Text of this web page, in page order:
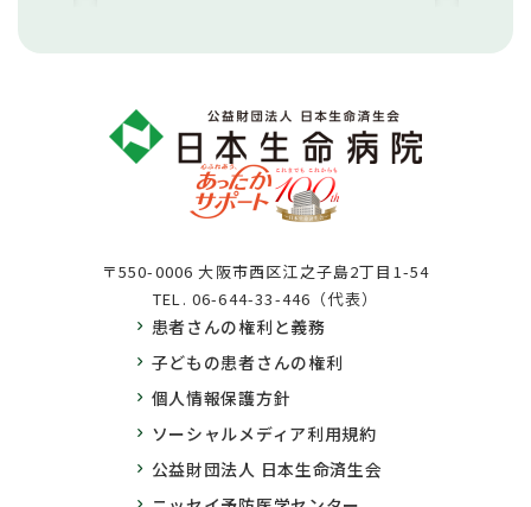
〒550-0006 大阪市西区江之子島2丁目1-54
TEL. 06-644-33-446（代表）
患者さんの権利と義務
子どもの患者さんの権利
個人情報保護方針
ソーシャルメディア利用規約
公益財団法人 日本生命済生会